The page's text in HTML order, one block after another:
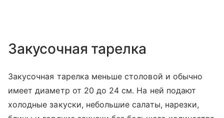
Закусочная тарелка
Закусочная тарелка меньше столовой и обычно
имеет диаметр от 20 до 24 см. На ней подают
холодные закуски, небольшие салаты, нарезки,